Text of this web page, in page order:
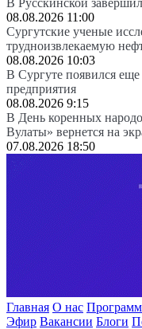
08.08.2026 11:00
Сургутские ученые
трудноизвлекаемую
08.08.2026 10:03
В Сургуте появился еще
предприятия
08.08.2026 9:15
В День коренных
Вулаты» вернется на
07.08.2026 18:50
Главная О нас
Эфир Вакансии Блоги